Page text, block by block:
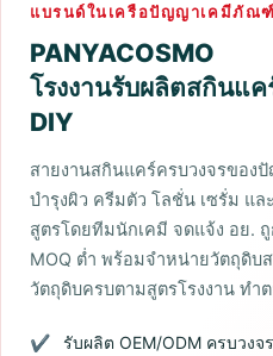
แบรนด์ในเครือปัญญาเคมีภัณฑ์
PANYACOSMO
โรงงานรับผลิตสกินแ
DIY
สายงานสกินแคร์ครบวงจรขอ
บำรุงผิว ครีมตัว โลชั่น เซรั่ม แ
สูตรโดยทีมนักเคมี จดแจ้ง อย.
MOQ ต่ำ พร้อมจำหน่ายวัตถุดิบ
วัตถุดิบครบตามสูตรโรงงาน ทำ
รับผลิต OEM/ODM ครบวง